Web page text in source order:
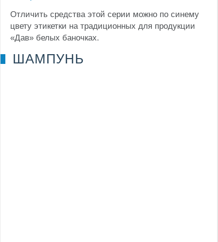
Отличить средства этой серии можно по синему
цвету этикетки на традиционных для продукции
«Дав» белых баночках.
ШАМПУНЬ